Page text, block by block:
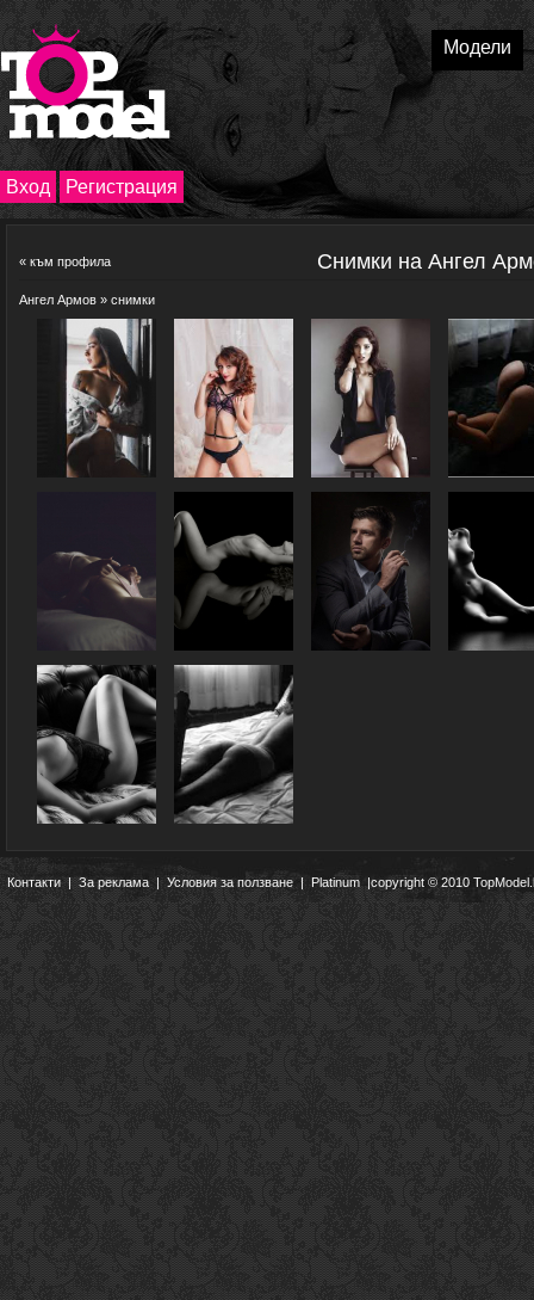
Модели
Вход Регистрация
« към профила Снимки на Ангел
Ангел Армов » снимки
Контакти|За реклама | Условия за ползване | Platinum |copyright © 2010